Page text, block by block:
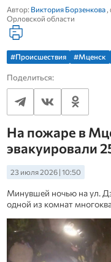
Автор: Виктория Борзенкова,
Орловской области
#Происшествия #Мценск
Поделиться:
На пожаре в
эвакуировали
23 июля 2026 | 10:50
Минувшей ночью на ул.
одной из комнат